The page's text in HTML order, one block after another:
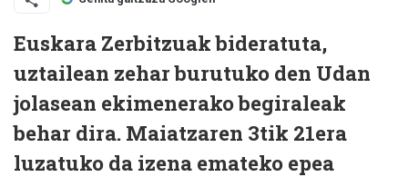
Euskara Zerbitzuak bideratuta,
uztailean zehar burutuko den Udan
jolasean ekimenerako begiraleak
behar dira. Maiatzaren 3tik 21era
luzatuko da izena emateko epea